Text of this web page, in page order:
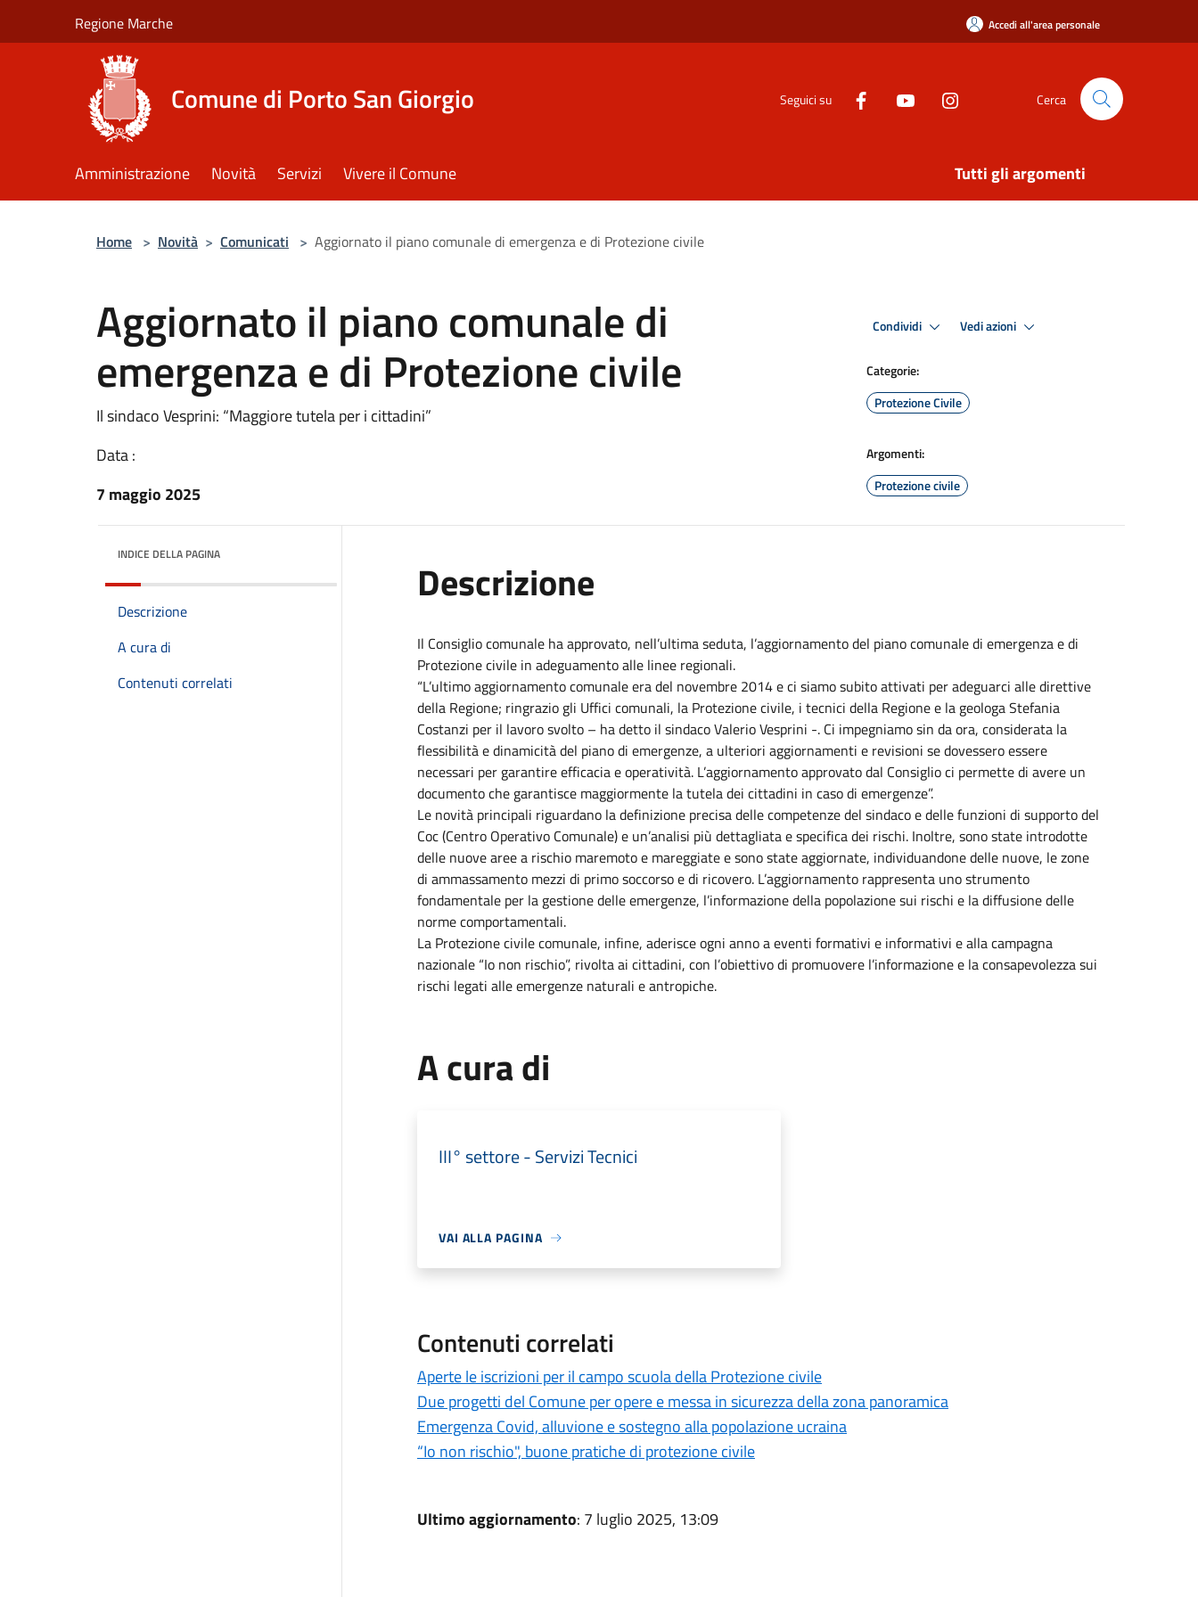
Regione Marche Accedi all'area personale
Comune di Porto San Giorgio Seguici su Cerca
Amministrazione Novità Servizi Vivere il Comune Tutti gli argomenti
Home > Novità > Comunicati > Aggiornato il piano comunale di emergenza e di Protezione civile
Aggiornato il piano comunale di
emergenza e di Protezione civile
Il sindaco Vesprini: “Maggiore tutela per i cittadini”
Data :
7 maggio 2025
Condividi Vedi azioni
Categorie:
Protezione Civile
Argomenti:
Protezione civile
INDICE DELLA PAGINA
Descrizione
A cura di
Contenuti correlati
Descrizione
Il Consiglio comunale ha approvato, nell’ultima seduta, l’aggiornamento del piano comunale di emergenza e di
Protezione civile in adeguamento alle linee regionali.
“L’ultimo aggiornamento comunale era del novembre 2014 e ci siamo subito attivati per adeguarci alle direttive
della Regione; ringrazio gli Uffici comunali, la Protezione civile, i tecnici della Regione e la geologa Stefania
Costanzi per il lavoro svolto – ha detto il sindaco Valerio Vesprini -. Ci impegniamo sin da ora, considerata la
flessibilità e dinamicità del piano di emergenze, a ulteriori aggiornamenti e revisioni se dovessero essere
necessari per garantire efficacia e operatività. L’aggiornamento approvato dal Consiglio ci permette di avere un
documento che garantisce maggiormente la tutela dei cittadini in caso di emergenze”.
Le novità principali riguardano la definizione precisa delle competenze del sindaco e delle funzioni di supporto del
Coc (Centro Operativo Comunale) e un’analisi più dettagliata e specifica dei rischi. Inoltre, sono state introdotte
delle nuove aree a rischio maremoto e mareggiate e sono state aggiornate, individuandone delle nuove, le zone
di ammassamento mezzi di primo soccorso e di ricovero. L’aggiornamento rappresenta uno strumento
fondamentale per la gestione delle emergenze, l’informazione della popolazione sui rischi e la diffusione delle
norme comportamentali.
La Protezione civile comunale, infine, aderisce ogni anno a eventi formativi e informativi e alla campagna
nazionale “Io non rischio”, rivolta ai cittadini, con l’obiettivo di promuovere l’informazione e la consapevolezza sui
rischi legati alle emergenze naturali e antropiche.
A cura di
III° settore - Servizi Tecnici
VAI ALLA PAGINA
Contenuti correlati
Aperte le iscrizioni per il campo scuola della Protezione civile
Due progetti del Comune per opere e messa in sicurezza della zona panoramica
Emergenza Covid, alluvione e sostegno alla popolazione ucraina
“Io non rischio", buone pratiche di protezione civile
Ultimo aggiornamento: 7 luglio 2025, 13:09